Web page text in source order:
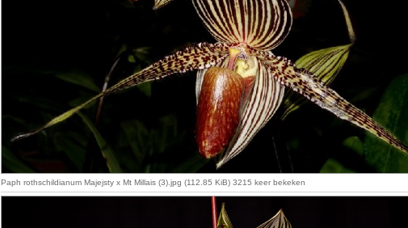
Paph rothschildianum Majejsty x Mt Millais (3).jpg (112.85 KiB) 3215 keer bekeken